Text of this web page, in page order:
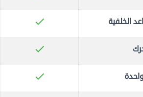
الخلفية check
check
check